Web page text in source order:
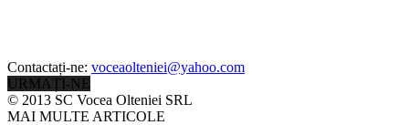
Contactați-ne: voceaolteniei@yahoo.com
URMAȚI-NE
© 2013 SC Vocea Olteniei SRL
MAI MULTE ARTICOLE